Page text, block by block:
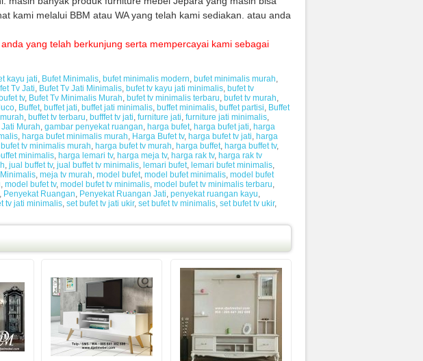
kami melalui BBM atau WA yang telah kami sediakan. atau anda
yang telah berkunjung serta mempercayai kami sebagai
kayu jati, Bufet Minimalis, bufet minimalis modern, bufet minimalis murah,
Tv Jati, Bufet Tv Jati Minimalis, bufet tv kayu jati minimalis, bufet tv
tv, Bufet Tv Minimalis Murah, bufet tv minimalis terbaru, bufet tv murah,
, Buffet, buffet jati, buffet jati minimalis, buffet minimalis, buffet partisi, Buffet
, buffet tv terbaru, bufffet tv jati, furniture jati, furniture jati minimalis,
Murah, gambar penyekat ruangan, harga bufet, harga bufet jati, harga
, harga bufet minimalis murah, Harga Bufet tv, harga bufet tv jati, harga
tv minimalis murah, harga bufet tv murah, harga buffet, harga buffet tv,
minimalis, harga lemari tv, harga meja tv, harga rak tv, harga rak tv
, jual buffet tv, jual buffet tv minimalis, lemari bufet, lemari bufet minimalis,
, meja tv murah, model bufet, model bufet minimalis, model bufet
, model bufet tv, model bufet tv minimalis, model bufet tv minimalis terbaru,
, Penyekat Ruangan, Penyekat Ruangan Jati, penyekat ruangan kayu,
tv jati minimalis, set bufet tv jati ukir, set bufet tv minimalis, set bufet tv ukir,